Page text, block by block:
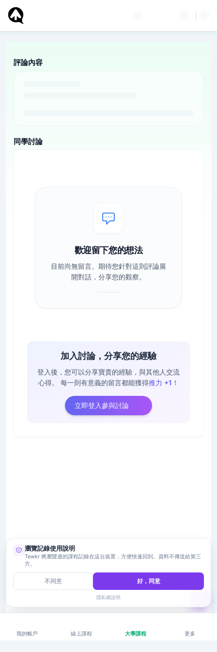
評論內容
同學討論
歡迎留下您的想法
目前尚無留言。期待您針對這則評論展
開對話，分享您的觀察。
加入討論，分享您的經驗
登入後，您可以分享寶貴的經驗，與其他人交流
心得。
每一則有意義的留言都能獲得推力 +1 ！
立即登入參與討論
我的帳戶 線上課程 大學課程 更多
瀏覽記錄使用說明
Tewkr 將瀏覽過的課程記錄在這台裝置，方便快速回到。資料不傳送給第三
方。
不同意 好，同意
隱私權說明